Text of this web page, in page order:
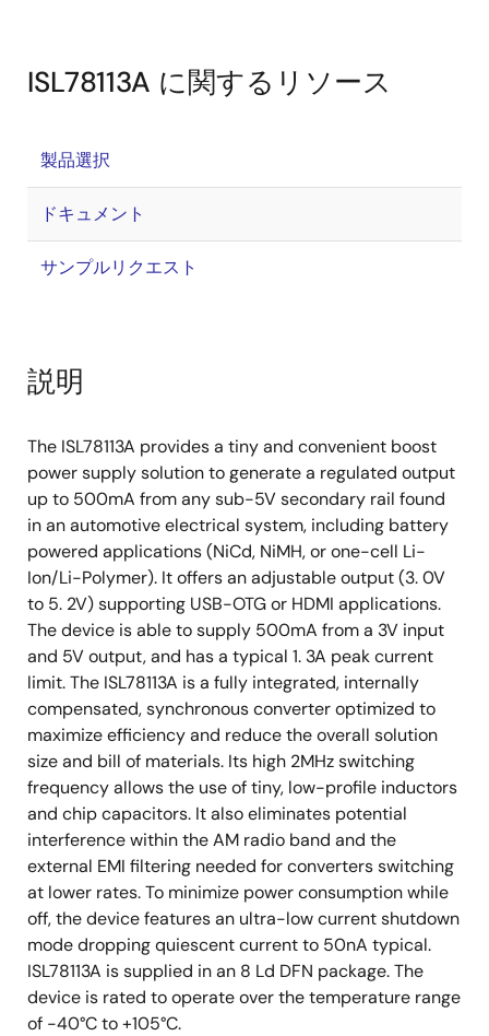
ISL78113A に関するリソース
製品選択
ドキュメント
サンプルリクエスト
説明
The ISL78113A provides a tiny and convenient boost
power supply solution to generate a regulated output
up to 500mA from any sub-5V secondary rail found
in an automotive electrical system, including battery
powered applications (NiCd, NiMH, or one-cell Li-
Ion/Li-Polymer). It offers an adjustable output (3. 0V
to 5. 2V) supporting USB-OTG or HDMI applications.
The device is able to supply 500mA from a 3V input
and 5V output, and has a typical 1. 3A peak current
limit. The ISL78113A is a fully integrated, internally
compensated, synchronous converter optimized to
maximize efficiency and reduce the overall solution
size and bill of materials. Its high 2MHz switching
frequency allows the use of tiny, low-profile inductors
and chip capacitors. It also eliminates potential
interference within the AM radio band and the
external EMI filtering needed for converters switching
at lower rates. To minimize power consumption while
off, the device features an ultra-low current shutdown
mode dropping quiescent current to 50nA typical.
ISL78113A is supplied in an 8 Ld DFN package. The
device is rated to operate over the temperature range
of -40°C to +105°C.